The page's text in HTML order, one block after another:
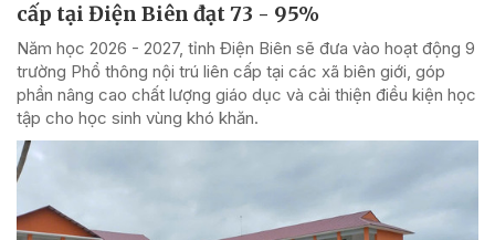
cấp tại Điện Biên đạt 73 - 95%
Năm học 2026 - 2027, tỉnh Điện Biên sẽ đưa vào hoạt động 9
trường Phổ thông nội trú liên cấp tại các xã biên giới, góp
phần nâng cao chất lượng giáo dục và cải thiện điều kiện học
tập cho học sinh vùng khó khăn.